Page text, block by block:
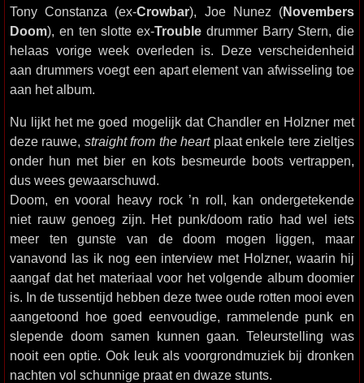
Tony Constanza (ex-Crowbar), Joe Nunez (Novembers
Doom), en ten slotte ex-Trouble drummer Barry Stern, die
helaas vorige week overleden is. Deze verscheidenheid
aan drummers voegt een apart element van afwisseling toe
aan het album.
Nu lijkt het me goed mogelijk dat Chandler en Holzner met
deze rauwe, straight from the heartplaat enkele tere zieltjes
onder hun met bier en kots besmeurde boots vertrappen,
dus wees gewaarschuwd.
Doom, en vooral heavy rock ’n roll, kan ondergetekende
niet rauw genoeg zijn. Het punk/doom ratio had wel iets
meer ten gunste van de doom mogen liggen, maar
vanavond las ik nog een interview met Holzner, waarin hij
aangaf dat het materiaal voor het volgende album doomier
is. In de tussentijd hebben deze twee oude rotten mooi even
aangetoond hoe goed eenvoudige, rammelende punk en
slepende doom samen kunnen gaan. Teleurstelling was
nooit een optie. Ook leuk als voorgrondmuziek bij dronken
nachten vol schunnige praat en dwaze stunts.